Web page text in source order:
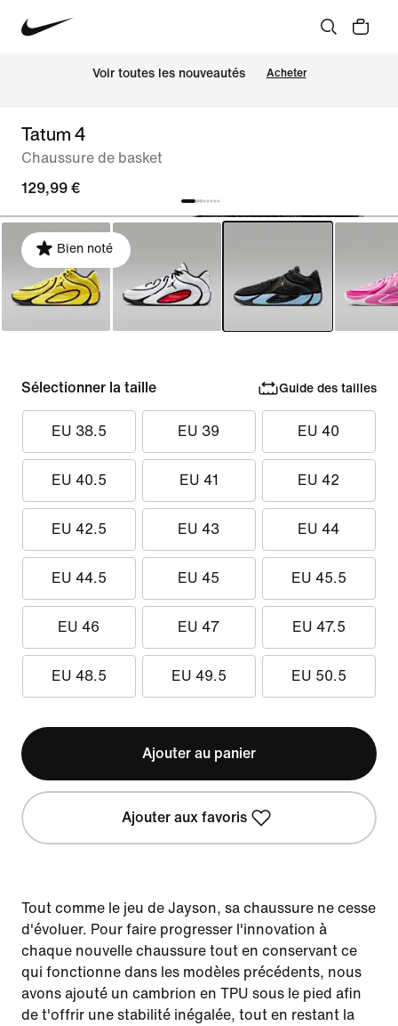
Voir toutes les nouveautés Acheter
Tatum 4
Chaussure de basket
129,99 €
Bien noté
Sélectionner la taille Guide des tailles
EU 38.5 EU 39 EU 40
EU 40.5 EU 41 EU 42
EU 42.5 EU 43 EU 44
EU 44.5 EU 45 EU 45.5
EU 46 EU 47 EU 47.5
EU 48.5 EU 49.5 EU 50.5
Ajouter au panier
Ajouter aux favoris
Tout comme le jeu de Jayson, sa chaussure ne cesse
d'évoluer. Pour faire progresser l'innovation à
chaque nouvelle chaussure tout en conservant ce
qui fonctionne dans les modèles précédents, nous
avons ajouté un cambrion en TPU sous le pied afin
de t'offrir une stabilité inégalée, tout en restant la